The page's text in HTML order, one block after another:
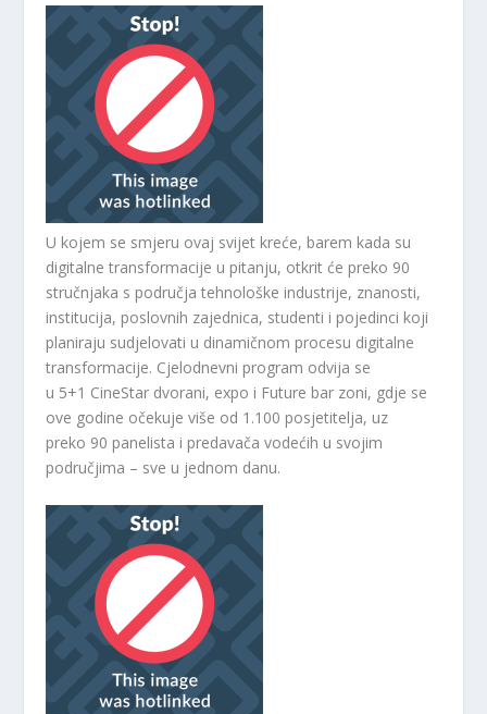
U kojem se smjeru ovaj svijet kreće, barem kada su
digitalne transformacije u pitanju, otkrit će preko 90
stručnjaka s područja tehnološke industrije, znanosti,
institucija, poslovnih zajednica, studenti i pojedinci koji
planiraju sudjelovati u dinamičnom procesu digitalne
transformacije. Cjelodnevni program odvija se
u 5+1 CineStar dvorani, expo i Future bar zoni, gdje se
ove godine očekuje više od 1.100 posjetitelja, uz
preko 90 panelista i predavača vodećih u svojim
područjima – sve u jednom danu.